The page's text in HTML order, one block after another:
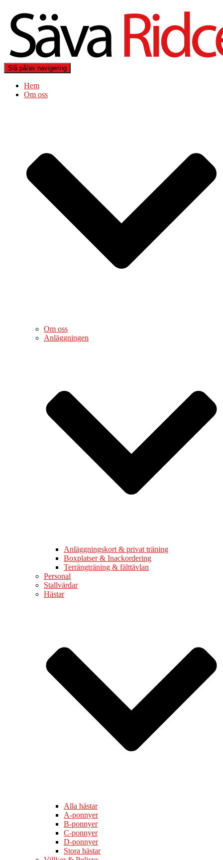
Slå på/av navigering
Hem
Om oss
Om oss
Anläggningen
Anläggningskort & privat träning
Boxplatser & Inackordering
Terrängträning & fälttävlan
Personal
Stallvärdar
Hästar
Alla hästar
A-ponnyer
B-ponnyer
C-ponnyer
D-ponnyer
Stora hästar